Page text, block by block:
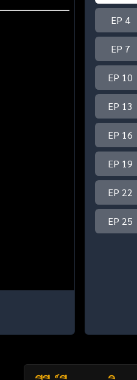
EP 4
EP 7
EP 10
EP 13
EP 16
EP 19
EP 22
EP 25